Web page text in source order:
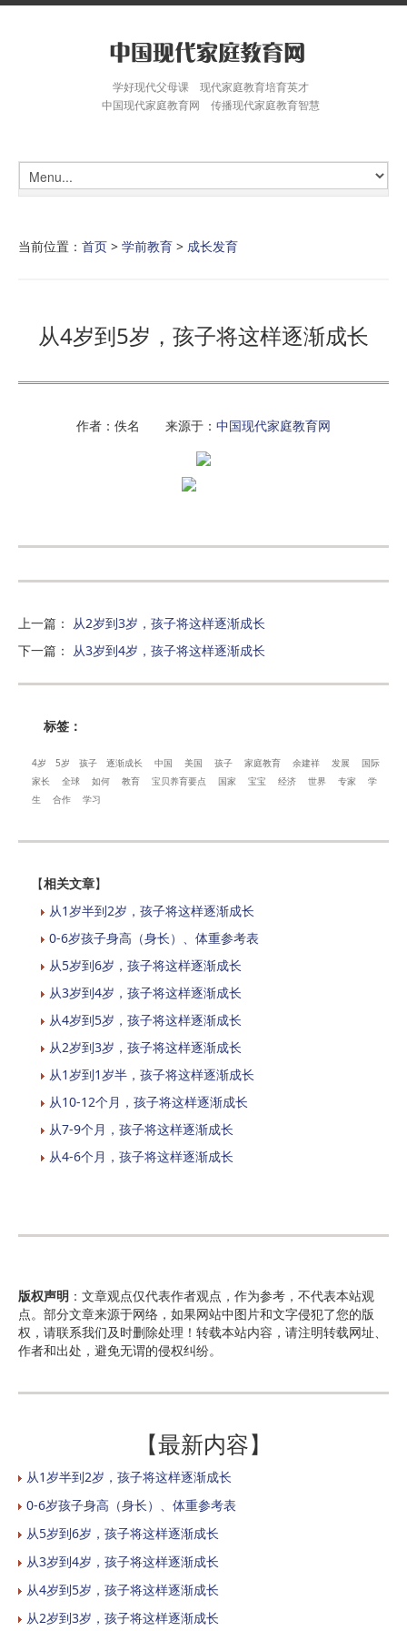
学好现代父母课 现代家庭教育培育英才
中国现代家庭教育网 传播现代家庭教育智慧
当前位置： 首页 > 学前教育 > 成长发育
从4岁到5岁，孩子将这样逐渐成长
作者：佚名 来源于： 中国现代家庭教育网
上一篇 ： 从2岁到3岁，孩子将这样逐渐成长
下一篇 ： 从3岁到4岁，孩子将这样逐渐成长
标签：
4岁 5岁 孩子 逐渐成长 中国 美国 孩子 家庭教育 余建祥 发展
国际
家长
全球 如何 教育 宝贝养育要点 国家 宝宝 经济 世界 专家
学
生
合作 学习
【相关文章】
从1岁半到2岁，孩子将这样逐渐成长
0-6岁孩子身高（身长）、体重参考表
从5岁到6岁，孩子将这样逐渐成长
从3岁到4岁，孩子将这样逐渐成长
从4岁到5岁，孩子将这样逐渐成长
从2岁到3岁，孩子将这样逐渐成长
从1岁到1岁半，孩子将这样逐渐成长
从10-12个月，孩子将这样逐渐成长
从7-9个月，孩子将这样逐渐成长
从4-6个月，孩子将这样逐渐成长
版权声明 ：文章观点仅代表作者观点，作为参考，不代表本站观
点。部分文章来源于网络，如果网站中图片和文字侵犯了您的版
权，请联系我们及时删除处理！转载本站内容，请注明转载网址、
作者和出处，避免无谓的侵权纠纷。
【最新内容】
从1岁半到2岁，孩子将这样逐渐成长
0-6岁孩子身高（身长）、体重参考表
从5岁到6岁，孩子将这样逐渐成长
从3岁到4岁，孩子将这样逐渐成长
从4岁到5岁，孩子将这样逐渐成长
从2岁到3岁，孩子将这样逐渐成长